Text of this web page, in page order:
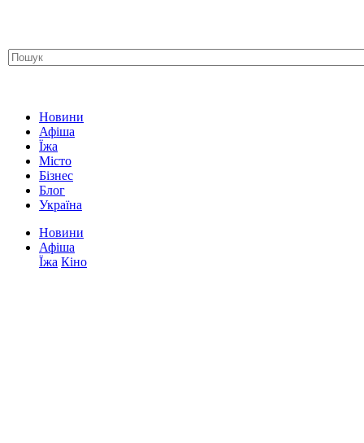
Новини
Афіша
Їжа
Місто
Бізнес
Блог
Україна
Новини
Афіша
Їжа Кіно